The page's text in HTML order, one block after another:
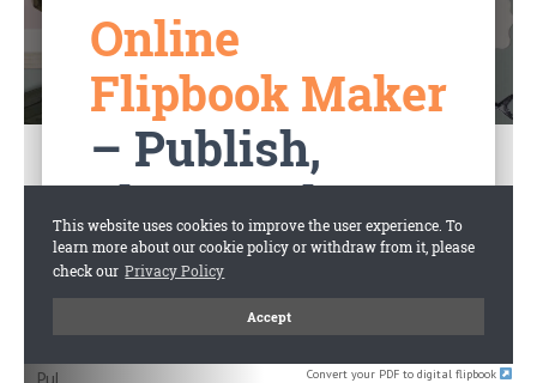
Convert your PDF to digital flipbook